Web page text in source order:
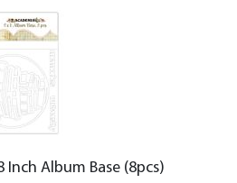
Album Base (8pcs)